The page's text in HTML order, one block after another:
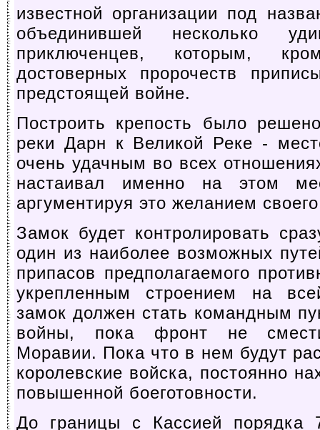
известной организации под
объединившей несколько
приключенцев, которым,
достоверных пророчеств
предстоящей войне.
Построить крепость было
реки Дарн к Великой Реке -
очень удачным во всех
настаивал именно на этом
аргументируя это желанием
Замок будет контролировать
один из наиболее возможных
припасов предполагаемого
укрепленным строением на
замок должен стать командным
войны, пока фронт не
Моравии. Пока что в нем будут
королевские войска, постоянно
повышенной боеготовности.
До границы с Кассией порядка